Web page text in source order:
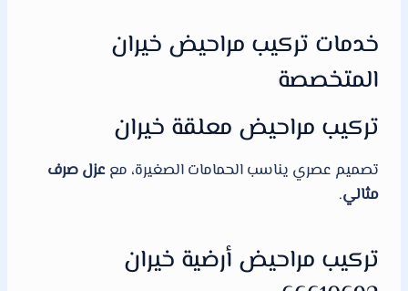
خدمات تركيب مراحيض خيران
المتخصصة
تركيب مراحيض معلقة خيران
تصميم عصري يناسب الحمامات الصغيرة، مععزل صرف
مثالي.
تركيب مراحيض أرضية خيران